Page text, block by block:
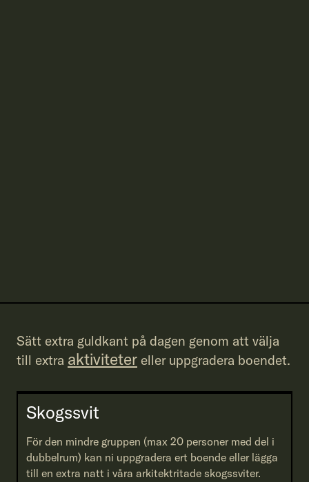
Sätt extra guldkant på dagen genom att välja
till extra aktiviteter eller uppgradera boendet.
Skogssvit
För den mindre gruppen (max 20 personer med del i
dubbelrum) kan ni uppgradera ert boende eller lägga
till en extra natt i våra arkitektritade skogssviter.